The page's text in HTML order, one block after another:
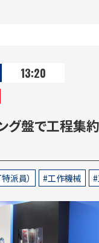
13:20
グ盤で工程集
派員） 工作機械